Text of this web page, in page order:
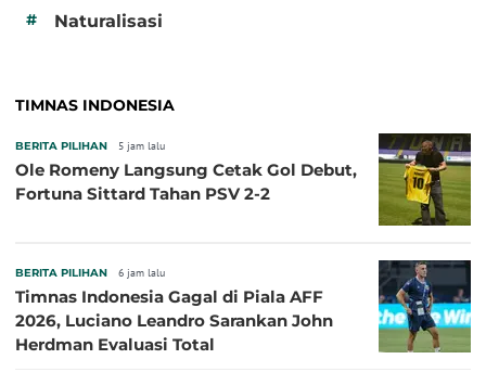
# Naturalisasi
TIMNAS INDONESIA
BERITA PILIHAN 5 jam lalu
Ole Romeny Langsung Cetak Gol Debut,
Fortuna Sittard Tahan PSV 2-2
BERITA PILIHAN 6 jam lalu
Timnas Indonesia Gagal di Piala AFF
2026, Luciano Leandro Sarankan John
Herdman Evaluasi Total